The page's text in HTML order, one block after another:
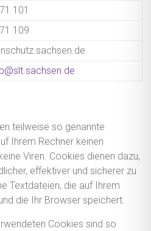
101
109
teilweise so genannte
Ihrem Rechner keinen
Viren. Cookies dienen dazu,
effektiver und sicherer zu
Textdateien, die auf Ihrem
die Ihr Browser speichert.
Cookies sind so